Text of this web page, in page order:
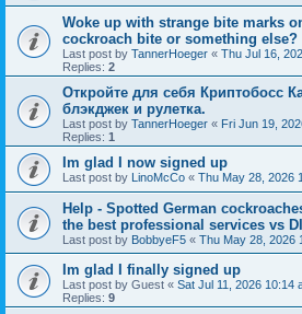
Woke up with strange bite marks
cockroach bite or something else?
Last post by TannerHoeger « Thu Jul 16,
Replies: 2
Откройте для себя Криптобосс
блэкджек и рулетка.
Last post by TannerHoeger « Fri Jun 19,
Replies: 1
Im glad I now signed up
Last post by LinoMcCo « Thu May 28, 2026
Help - Spotted German
the best professional services vs
Last post by BobbyeF5 « Thu May 28, 2026
Im glad I finally signed up
Last post by Guest « Sat Jul 11, 2026 10:14
Replies: 9